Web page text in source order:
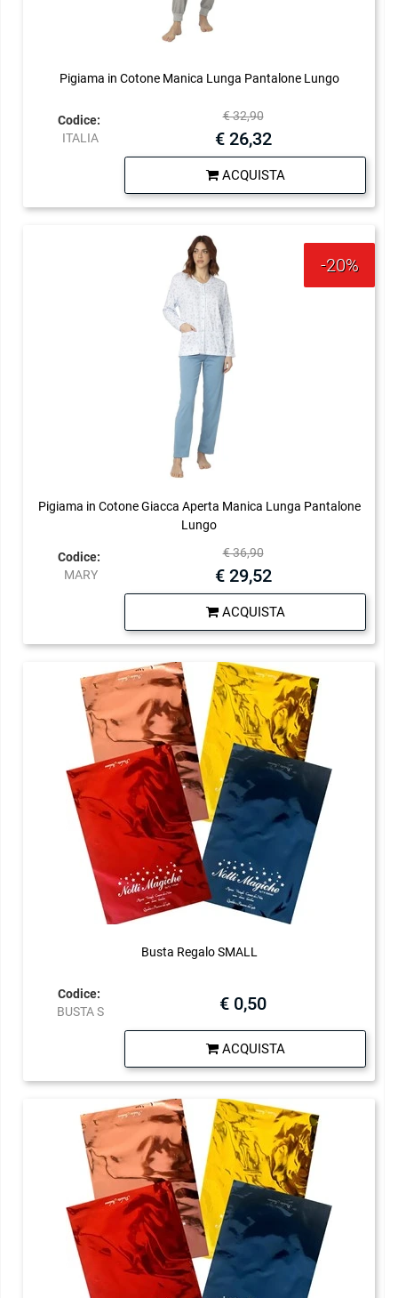
Pigiama in Cotone Manica Lunga Pantalone Lungo
Codice:
ITALIA
€ 32,90
€ 26,32
ACQUISTA
Pigiama in Cotone Giacca Aperta Manica Lunga Pantalone
Lungo
-20%
Codice:
MARY
€ 36,90
€ 29,52
ACQUISTA
Busta Regalo SMALL
Codice:
BUSTA S
€ 0,50
ACQUISTA